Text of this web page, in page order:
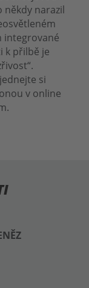
někdy narazil
integrované
k přilbě je
si
v online